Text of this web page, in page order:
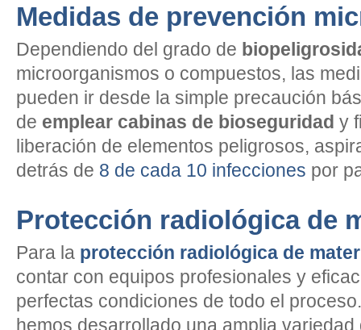
Medidas de prevención
Dependiendo del grado de
microorganismos o compuestos, las
pueden ir desde la simple precaución
de emplear cabinas de bioseguridad y
liberación de elementos peligrosos,
detrás de 8 de cada 10 infecciones por
Protección radiológica de
Para la protección radiológica de
contar con equipos profesionales y
perfectas condiciones de todo el
hemos desarrollado una amplia variedad